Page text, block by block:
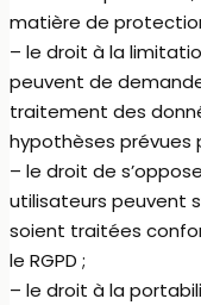
matière de
– le droit à la
peuvent de
traitement des
hypothèses prévues
– le droit de
utilisateurs peuvent
soient traitées
le RGPD ;
– le droit à la